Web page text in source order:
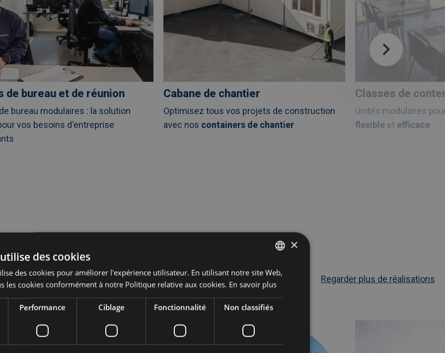
de bureau et de réunion
bureau modulaires : la solution
vos besoins d'entreprise
Cabane de chantier
Optimisez tous vos projets de construction
avec nos containers de chantier
Classes de
Unités modulaires
flexible et efficace
Regarder plus de réalisations
modulaires deviennent
Afbeelding
link
naarSupermarché
temporaire
à
DUTCH
FRENCH
ENGLISH
×
des cookies
des cookies pour améliorer l'expérience utilisateur. En utilisant notre site Web,
les cookies conformément à notre Politique relative aux cookies. En savoir plus
Performance Ciblage Fonctionnalité Non classifiés